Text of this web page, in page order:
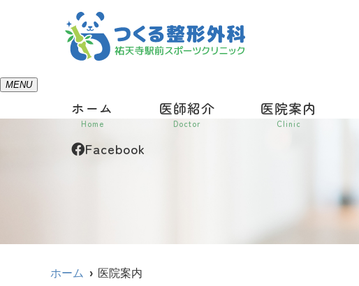
MENU
ホーム
Home
医師紹介
Doctor
医院案内
Clinic
Facebook
ホーム 医院案内